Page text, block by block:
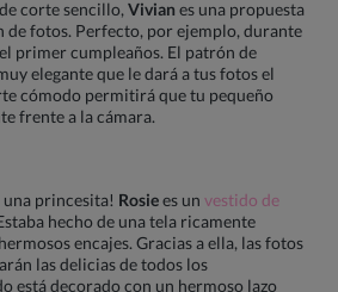
de corte sencillo, Vivian es una propuesta
de fotos. Perfecto, por ejemplo, durante
primer cumpleaños. El patrón de
elegante que le dará a tus fotos el
cómodo permitirá que tu pequeño
frente a la cámara.
una princesita! Rosiees un vestido de
hecho de una tela ricamente
encajes. Gracias a ella, las fotos
las delicias de todos los
está decorado con un hermoso lazo